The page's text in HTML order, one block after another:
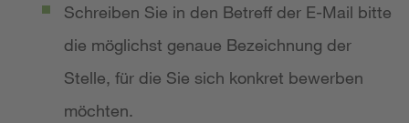
Schreiben Sie in den Betreff der E-Mail bitte
die möglichst genaue Bezeichnung der
Stelle, für die Sie sich konkret bewerben
möchten.